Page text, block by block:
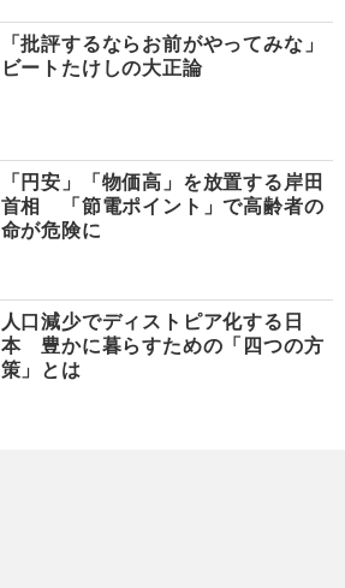
「批評するならお前がやってみな」
ビートたけしの大正論
「円安」「物価高」を放置する岸田
首相 「節電ポイント」で高齢者の
命が危険に
人口減少でディストピア化する日
本 豊かに暮らすための「四つの方
策」とは